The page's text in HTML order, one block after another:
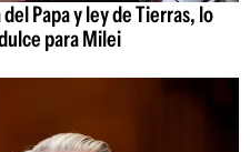
Papa y ley de Tierras, lo
para Milei